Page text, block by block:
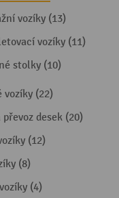
vozíky (13)
vozíky (11)
stolky (10)
(22)
desek (20)
(12)
(8)
(4)